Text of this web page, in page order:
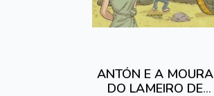
ANTÓN E A MOURA
DO LAMEIRO DE